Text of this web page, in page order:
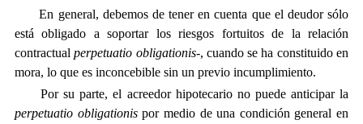
En general, debemos de tener en cuenta que el deudor sólo
está obligado a soportar los riesgos fortuitos de la relación
contractual perpetuatio obligationis-, cuando se ha constituido en
mora, lo que es inconcebible sin un previo incumplimiento.
Por su parte, el acreedor hipotecario no puede anticipar la
perpetuatio obligationispor medio de una condición general en